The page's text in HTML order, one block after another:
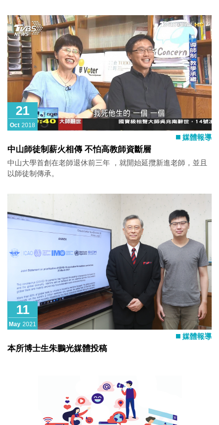
21
Oct 2018
媒體報導
中山師徒制薪火相傳 不怕高教師資斷層
中山大學首創在老師退休前三年 ，就開始延攬新進老師，並且
以師徒制傳承。
11
May 2021
媒體報導
本所博士生朱鵬光媒體投稿